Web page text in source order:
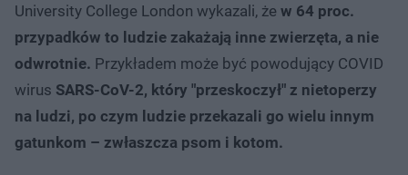
University College London wykazali, że w 64 proc.
przypadków to ludzie zakażają inne zwierzęta, a nie
odwrotnie. Przykładem może być powodujący COVID
wirus SARS-CoV-2, który "przeskoczył" z nietoperzy
na ludzi, po czym ludzie przekazali go wielu innym
gatunkom – zwłaszcza psom i kotom.